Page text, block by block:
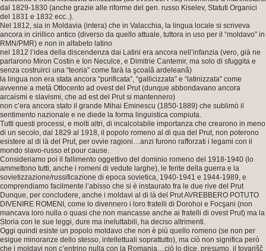
dal 1829-1830 (anche grazie alle riforme del gen. russo Kiselev, Statuti Organici
del 1831 e 1832 ecc..).
Nel 1812, sia in Moldavia (intera) che in Valacchia, la lingua locale si scriveva
ancora in cirillico antico (diverso da quello attuale, tuttora in uso per il “moldavo” in
RMN/PMR) e non in alfabeto latino
nel 1812 l’idea della discendenza dai Latini era ancora nell’infanzia (vero, già ne
parlarono Miron Costin e Ion Neculce, e Dimitrie Cantemir, ma solo di sfuggita e
senza costruirci una “teoria” come farà la şcoală ardeleană)
la lingua non era stata ancora “purificata”, “gallicizzata” e “latinizzata” come
avvenne a metà Ottocento ad ovest del Prut (dunque abbondavano ancora
arcaismi e slavismi, che ad est del Prut si mantennero)
non c’era ancora stato il grande Mihai Eminescu (1850-1889) che sublimò il
sentimento nazionale e ne diede la forma linguistica compiuta.
Tutti questi processi, e molti altri, di incalcolabile importanza che crearono in meno
di un secolo, dal 1829 al 1918, il popolo romeno al di qua del Prut, non poterono
esistere al di là del Prut, per ovvie ragioni…anzi furono rafforzati i legami con il
mondo slavo-russo et pour cause.
Consideriamo poi il fallimento oggettivo del dominio romeno del 1918-1940 (lo
ammettono tutti, anche i romeni di vedute larghe), le ferite della guerra e la
sovietizzazione/russificazione di epoca sovietica, 1940-1941 e 1944-1989, e
comprendiamo facilmente l’abisso che si è instaurato fra le due rive del Prut
Dunque, per concludere, anche i moldavi al di là del Prut AVREBBERO POTUTO
DIVENIRE ROMENI, come lo divennero i loro fratelli di Dorohoi e Focşani (non
mancava loro nulla o quasi che non mancasse anche ai fratelli di ovest Prut) ma la
Storia con le sue leggi, dure ma ineluttabili, ha deciso altrimenti.
Oggi quindi esiste un popolo moldavo che non è più quello romeno (se non per
esigue minoranze dello stesso, intellettuali soprattutto), ma ciò non significa però
che i moldavi non c’entrino nulla con la Romania…ciò lo dice, presumo, il tovarišč